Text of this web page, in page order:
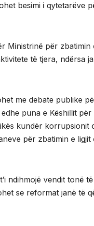
besimi i qytetarëve
Ministrinë për zbatimin
të tjera, ndërsa
me debate publike
puna e Këshillit për
kundër korrupsionit
për zbatimin e
ndihmojë vendit tonë
se reformat janë të